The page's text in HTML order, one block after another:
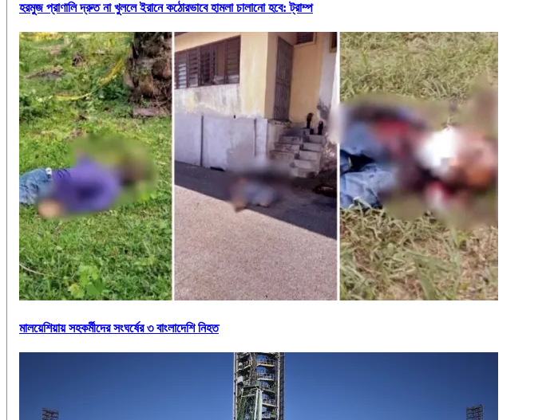
হরমুজ প্রাণালি দ্রুত না খুললে ইরানে কঠোরভাবে হামলা চালানো হবে: ট্রাম্প
মালয়েশিয়ায় সহকর্মীদের সংঘর্ষের ৩ বাংলাদেশি নিহত